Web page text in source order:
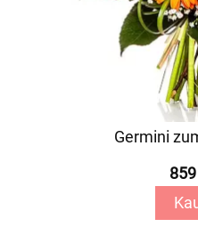
Germini